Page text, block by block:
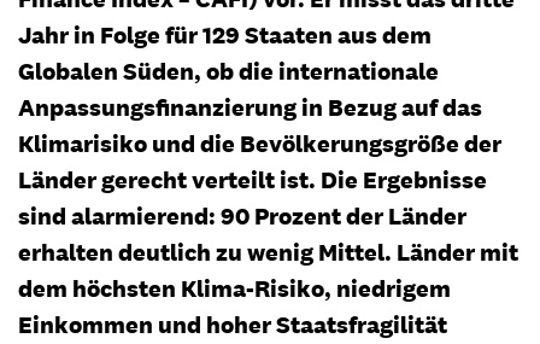
Jahr in Folge für 129 Staaten aus dem
Globalen Süden, ob die internationale
Anpassungsfinanzierung in Bezug auf das
Klimarisiko und die Bevölkerungsgröße der
Länder gerecht verteilt ist. Die Ergebnisse
sind alarmierend: 90 Prozent der Länder
erhalten deutlich zu wenig Mittel. Länder mit
dem höchsten Klima-Risiko, niedrigem
Einkommen und hoher Staatsfragilität